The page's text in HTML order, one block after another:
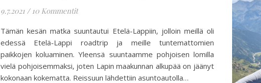
9.7.2021 / 10 Kommentit
Tämän kesän matka suuntautui Etelä-Lappiin, jolloin meillä oli
edessä Etelä-Lappi roadtrip ja meille tuntemattomien
paikkojen koluaminen. Yleensä suuntaamme pohjoisen lomilla
vielä pohjoisemmaksi, joten Lapin maakunnan alkupää on jäänyt
kokonaan kokematta. Reissuun lähdettiin asuntoautolla…